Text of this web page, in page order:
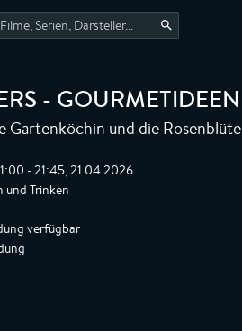
-
Gartenköchin und die
- 21:45, 21.04.2026
und Trinken
verfügbar